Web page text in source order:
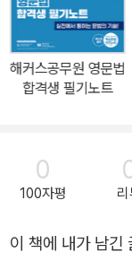
을 할 수 있습니다. 2. [기호화 훈련하기]로 논리의 기초를 다질 수 있
습니다. 1) 논리 문
껴지는 논리 개념을
을 주관식 문제에 바
문제풀이 TIP'으로
축할 수 있습니다. 4. 상세한 해설을 통해 논리 실력을 완성할 수 있습
니다. 정답의 이유뿐
커스만의 추가 학
해커스공무원 영문법
합격생 필기노트
0
100자평
이 책에 내가 남긴